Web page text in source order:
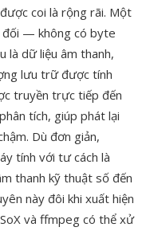
coi là rộng rãi. Một
— không có byte
là dữ liệu âm thanh,
lưu trữ được tính
truyền trực tiếp đến
tích, giúp phát lại
Dù đơn giản,
tính với tư cách là
thanh kỹ thuật số đến
này đôi khi xuất hiện
và ffmpeg có thể xử